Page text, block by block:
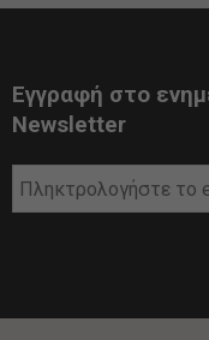
Εγγραφή στο
Newsletter